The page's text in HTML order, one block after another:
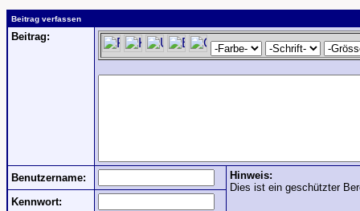
Beitrag verfassen
Beitrag:
Benutzername:
Hinweis:
Dies ist ein geschützter
Kennwort: